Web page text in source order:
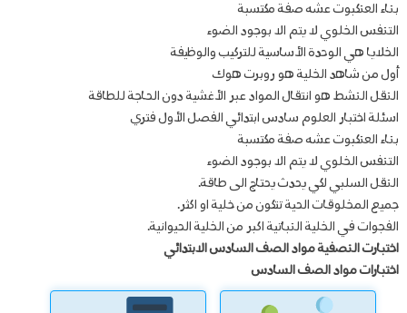
بناء العنكبوت عشه صفة مكتسبة
التنفس الخلوي لا يتم الا بوجود الضوء
الخلايا هي الوحدة الأساسية للتركيب والوظيفة
أول من شاهد الخلية هو روبرت هوك
النقل النشط هو انتقال المواد عبر الأغشية دون الحاجة للطاقة
اسئلة اختبار العلوم سادس ابتدائي الفصل الأول فتري
بناء العنكبوت عشه صفة مكتسبة
التنفس الخلوي لا يتم الا بوجود الضوء
النقل السلبي لكي يحدث يحتاج الى طاقة.
جميع المخلوقات الحية تتكون من خلية او اكثر.
الفجوات في الخلية النباتية اكبر من الخلية الحيوانية.
اختبارت النصفية مواد الصف السادس الابتدائي
اختبارات مواد الصف السادس